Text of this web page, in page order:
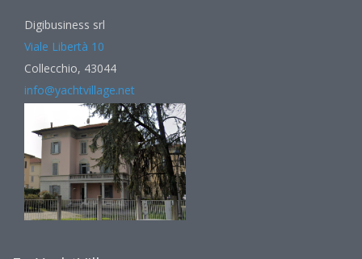
Digibusiness srl
Viale Libertà 10
Collecchio, 43044
info@yachtvillage.net